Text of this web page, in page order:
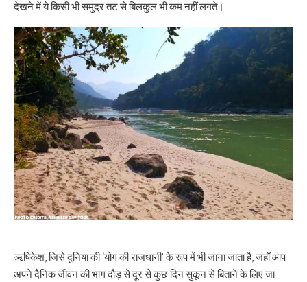
देखने में ये किसी भी समुद्र तट से बिलकुल भी कम नहीं लगते।
ऋषिकेश, जिसे दुनिया की ‘योग की राजधानी’ के रूप में भी जाना जाता है, जहाँ आप
अपने दैनिक जीवन की भाग दौड़ से दूर से कुछ दिन सुकून से बिताने के लिए जा